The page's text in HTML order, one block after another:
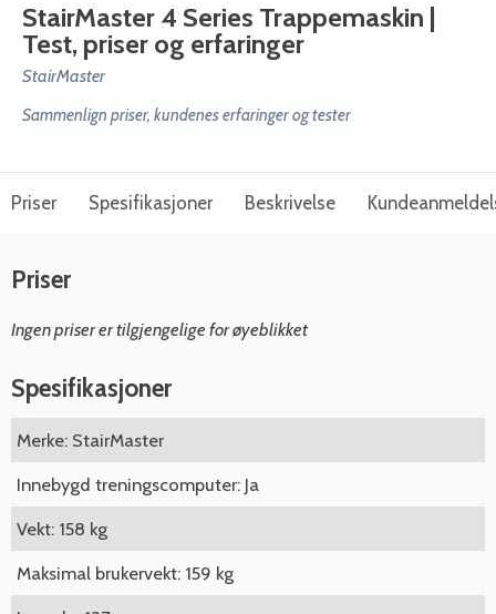
StairMaster 4 Series Trappemaskin |
Test, priser og erfaringer
StairMaster
Sammenlign priser, kundenes erfaringer og tester
Priser Spesifikasjoner Beskrivelse
Priser
Ingen priser er tilgjengelige for øyeblikket
Spesifikasjoner
Merke: StairMaster
Innebygd treningscomputer: Ja
Vekt: 158 kg
Maksimal brukervekt: 159 kg